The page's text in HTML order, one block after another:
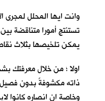
وانت ايها المحلل لمجرى
تستنتج أمورا متناقضة
يمكن تلخيصها بثلاث
اولا ؛ من خلال معرفتك
ذاته مكشوفةً بدون فصيل
وخاصة ان انصاره كانوا